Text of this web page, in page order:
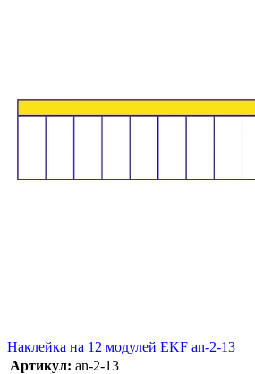
Наклейка на 12 модулей EKF an-2-13
Артикул: an-2-13